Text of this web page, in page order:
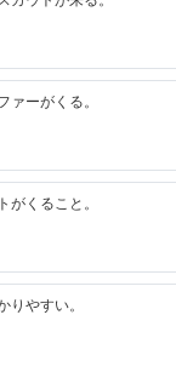
ァーがくる。
がくること。
りやすい。